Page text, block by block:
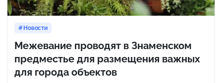
Новости
Межевание проводят в Знаменском
предместье для размещения важных
для города объектов